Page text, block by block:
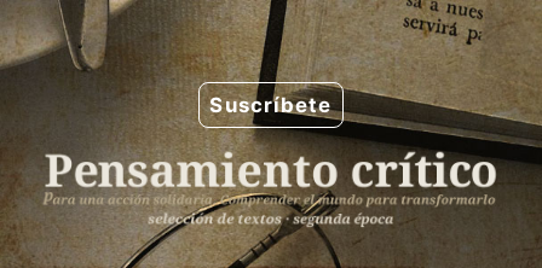
Saltar
al
contenido
Suscríbete